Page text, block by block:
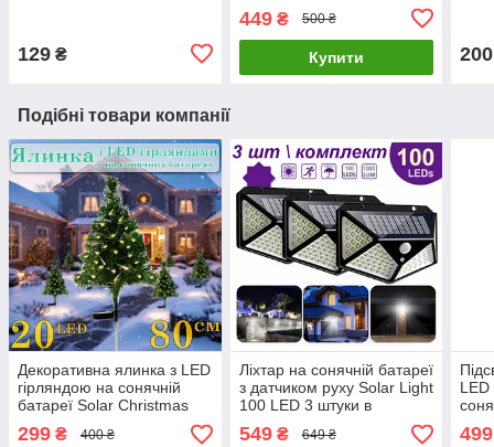
129 ₴
449₴ 500 ₴
Купити 200
Подібні товари компанії
Декоративна ялинка з LED
гірляндою на сонячній
батареї Solar Christmas
Tree 80 см
299 ₴ 400 ₴
Ліхтар на сонячній батареї
з датчиком руху Solar Light
100 LED 3 штуки в
комплекті
549₴ 649 ₴
LED
499